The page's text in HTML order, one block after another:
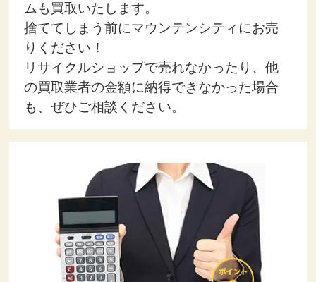
ムも買取いたします。
捨ててしまう前にマウンテンシティにお売
りください！
リサイクルショップで売れなかったり、他
の買取業者の金額に納得できなかった場合
も、ぜひご相談ください。